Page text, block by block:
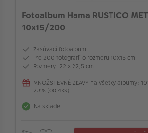
Pre veľkosť fotografií
Počet strán albumu
Typ väzby
Fotoalbum Hama RUSTICO
10x15/200
Zasúvací fotoalbum
Pre 200 fotografií o rozmeru 10x15 cm
Rozmery: 22 x 22,5 cm
MNOŽSTEVNÉ ZĽAVY na všetky albumy:
20% (od 4ks)
Na sklade